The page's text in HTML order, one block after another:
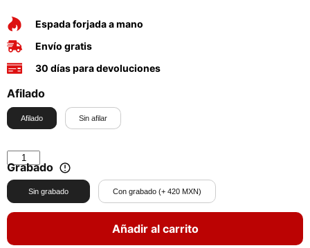
Espada forjada a mano
Envío gratis
30 días para devoluciones
Afilado
Afilado Sin afilar
Grabado
Sin grabado Con grabado (+ 420 MXN)
Añadir al carrito